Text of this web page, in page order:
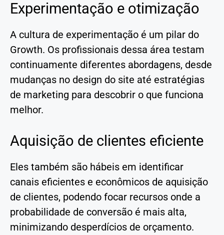
Experimentação e otimização
A cultura de experimentação é um pilar do
Growth. Os profissionais dessa área testam
continuamente diferentes abordagens, desde
mudanças no design do site até estratégias
de marketing para descobrir o que funciona
melhor.
Aquisição de clientes eficiente
Eles também são hábeis em identificar
canais eficientes e econômicos de aquisição
de clientes, podendo focar recursos onde a
probabilidade de conversão é mais alta,
minimizando desperdícios de orçamento.